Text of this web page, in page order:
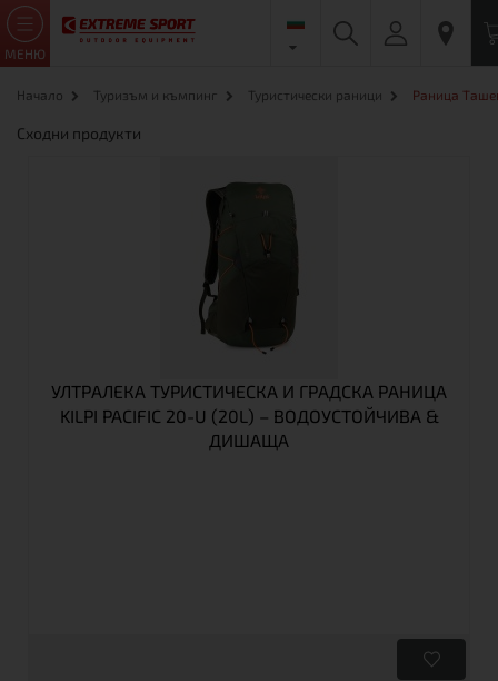
МЕНЮ
Начало Туризъм и къмпинг Туристически раници Раница
Сходни продукти
УЛТРАЛЕКА ТУРИСТИЧЕСКА И ГРАДСКА РАНИЦА
KILPI PACIFIC 20-U (20L) – ВОДОУСТОЙЧИВА &
ДИШАЩА